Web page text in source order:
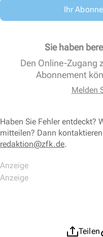
Ihr
Sie haben
Den Online-Zugang
Abonnement
Melden
Haben Sie Fehler entdeckt?
mitteilen? Dann
redaktion@zfk.de.
Teilen